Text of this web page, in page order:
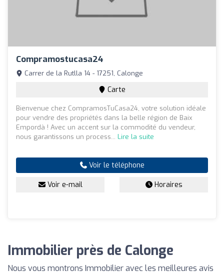
Compramostucasa24
Carrer de la Rutlla 14 - 17251, Calonge
Carte
Bienvenue chez CompramosTuCasa24, votre solution idéale
pour vendre des propriétés dans la belle région de Baix
Empordà ! Avec un accent sur la commodité du vendeur,
nous garantissons un process... Lire la suite
Voir le téléphone
Voir e-mail Horaires
Immobilier près de Calonge
Nous vous montrons Immobilier avec les meilleures avis